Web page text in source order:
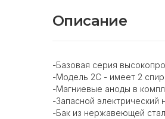
Описание
-Базовая серия
-Модель 2C - имеет 2
-Магниевые аноды в
-Запасной
-Бак из нержавеющей